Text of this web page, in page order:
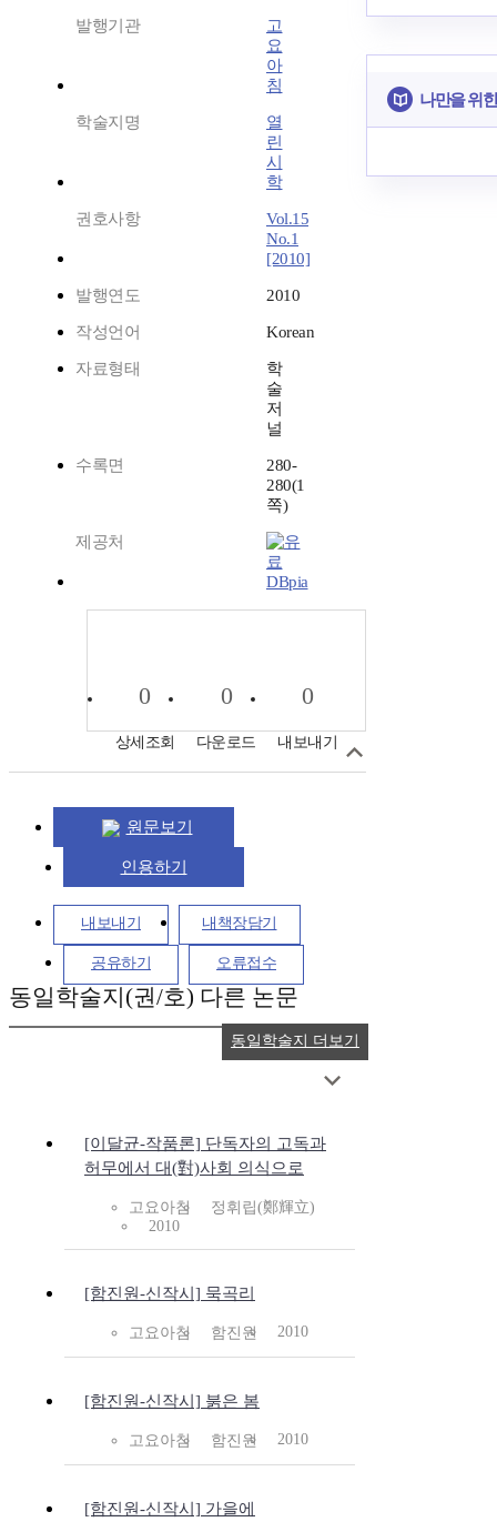
발행기관
고
요
아
침
학술지명
열
린
시
학
권호사항
Vol.15
No.1
[2010]
발행연도 2010
작성언어 Korean
자료형태
학
술
저
널
수록면
280-
280(1
쪽)
제공처
DBpia
0
상세조회
0
다운로드
0
내보내기
원문보기
인용하기
내보내기 내책장담기
공유하기 오류접수
동일학술지(권/호) 다른 논문
[이달균-작품론] 단독자의 고독과
허무에서 대(對)사회 의식으로
고요아침
정휘립(鄭輝立)
2010
[함진원-신작시] 묵곡리
고요아침 함진원 2010
[함진원-신작시] 붉은 봄
고요아침 함진원 2010
[함진원-신작시] 가을에
동일학술지 더보기
나만을 위